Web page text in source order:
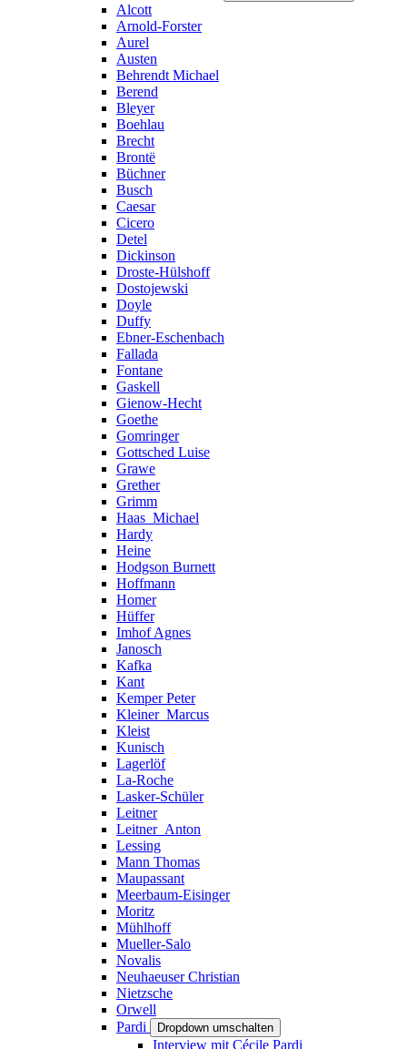
Alcott
Arnold-Forster
Aurel
Austen
Behrendt Michael
Berend
Bleyer
Boehlau
Brecht
Brontë
Büchner
Busch
Caesar
Cicero
Detel
Dickinson
Droste-Hülshoff
Dostojewski
Doyle
Duffy
Ebner-Eschenbach
Fallada
Fontane
Gaskell
Gienow-Hecht
Goethe
Gomringer
Gottsched Luise
Grawe
Grether
Grimm
Haas_Michael
Hardy
Heine
Hodgson Burnett
Hoffmann
Homer
Hüffer
Imhof Agnes
Janosch
Kafka
Kant
Kemper Peter
Kleiner_Marcus
Kleist
Kunisch
Lagerlöf
La-Roche
Lasker-Schüler
Leitner
Leitner_Anton
Lessing
Mann Thomas
Maupassant
Meerbaum-Eisinger
Moritz
Mühlhoff
Mueller-Salo
Novalis
Neuhaeuser Christian
Nietzsche
Orwell
Pardi
Dropdown umschalten
Interview mit Cécile Pardi